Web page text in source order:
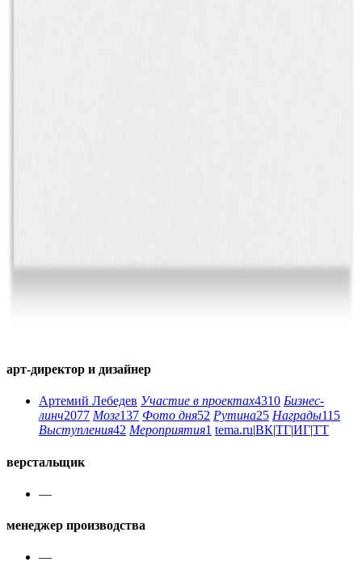
арт-директор и дизайнер
Артемий Лебедев Участие в проектах4310 Бизнес-
линч2077 Мозг137 Фото дня52 Рутина25 Награды115
Выступления42 Мероприятия1 tema.ru|ВК|ТГ|ИГ|ТТ
верстальщик
—
менеджер производства
—